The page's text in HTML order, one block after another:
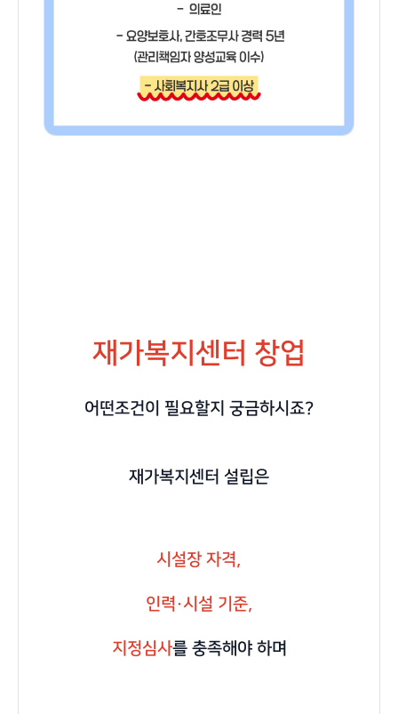
재가복지센터 창업
어떤조건이 필요할지 궁금하시죠?
재가복지센터 설립은
시설장 자격,
인력·시설 기준,
지정심사를 충족해야 하며